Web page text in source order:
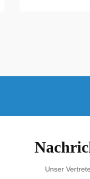
Unser